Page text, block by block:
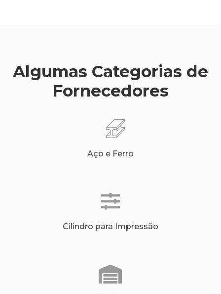
Algumas Categorias de
Fornecedores
Aço e Ferro
Cilindro para Impressão